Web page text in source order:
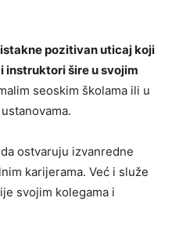
pozitivan uticaj koji
instruktori šire u svojim
seoskim školama ili u
ostvaruju izvanredne
karijerama. Već i služe
svojim kolegama i